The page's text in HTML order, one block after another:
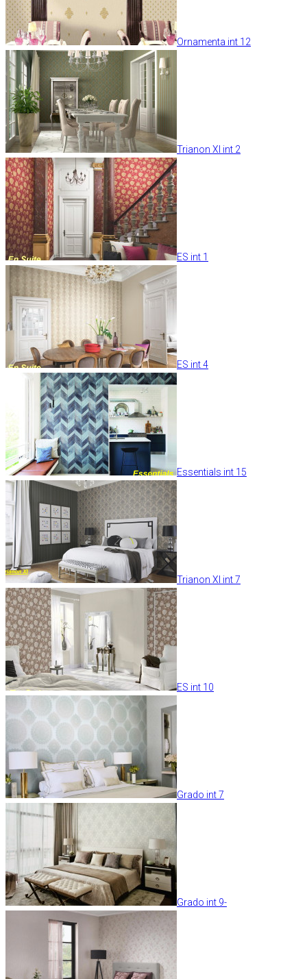
Ornamenta int 12
Trianon XI int 2
ES int 1
ES int 4
Essentials int 15
Trianon XI int 7
ES int 10
Grado int 7
Grado int 9-